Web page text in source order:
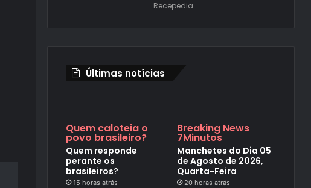
Recepedia
Últimas notícias
Quem caloteia o
povo brasileiro?
Quem responde
perante os
brasileiros?
15 horas atrás
Breaking News
7Minutos
Manchetes do Dia 05
de Agosto de 2026,
Quarta-Feira
20 horas atrás